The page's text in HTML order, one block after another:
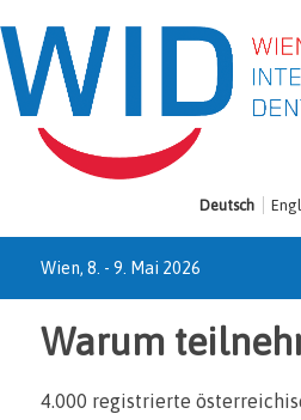
Deutsch
Wien, 8. - 9. Mai 2026
Warum
4.000 registrierte